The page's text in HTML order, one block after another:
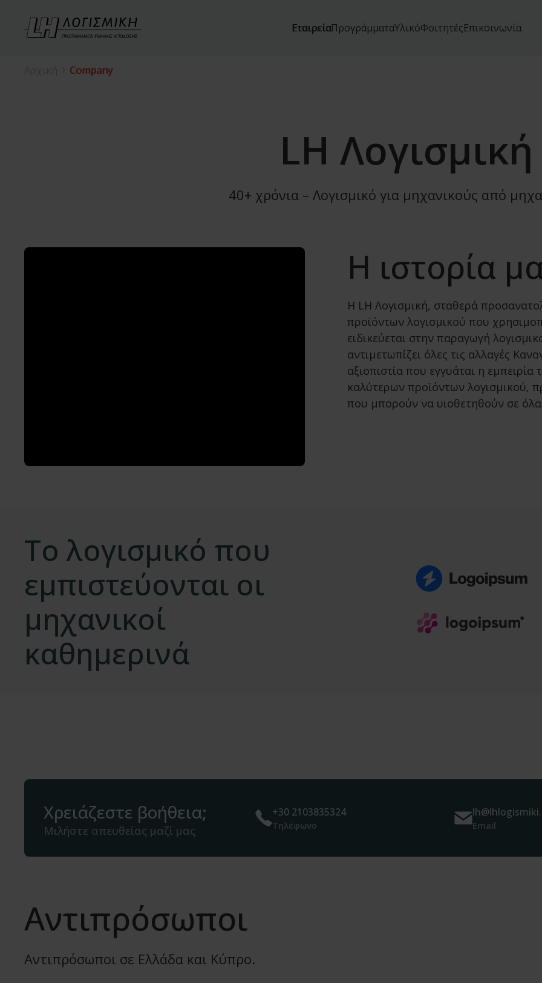
ΕταιρείαΠρογράμματαΥλικόΦοιτητέςΕπικοινωνία
Company
LH Λογισμική
40+ χρόνια – Λογισμικό για μηχανικούς από
Η ιστορία
Η LH Λογισμική, σταθερά
προϊόντων λογισμικού που
ειδικεύεται στην παραγωγή
αντιμετωπίζει όλες τις αλλαγές
αξιοπιστία που εγγυάται η
καλύτερων προϊόντων λογισμικού,
που μπορούν να υιοθετηθούν σε
Το λογισμικό που
εμπιστεύονται οι
μηχανικοί
καθημερινά
Χρειάζεστε βοήθεια;
Μιλήστε απευθείας μαζί μας
+30 2103835324
Τηλέφωνο Email
Αντιπρόσωποι
Αντιπρόσωποι σε Ελλάδα και Κύπρο.